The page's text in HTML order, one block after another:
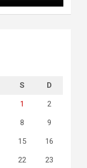
S D
1 2
8 9
15 16
22 23